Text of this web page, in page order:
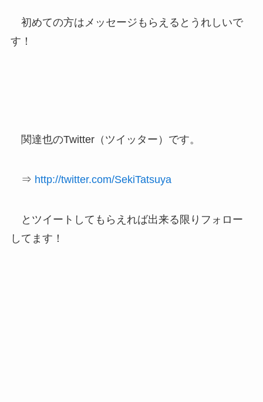
初めての方はメッセージもらえるとうれしいで
す！
関達也のTwitter（ツイッター）です。
⇒ http://twitter.com/SekiTatsuya
とツイートしてもらえれば出来る限りフォロー
してます！